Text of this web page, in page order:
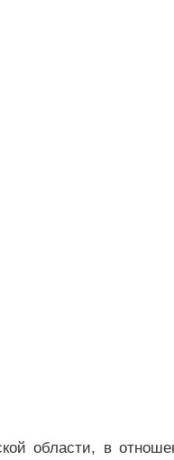
области, в